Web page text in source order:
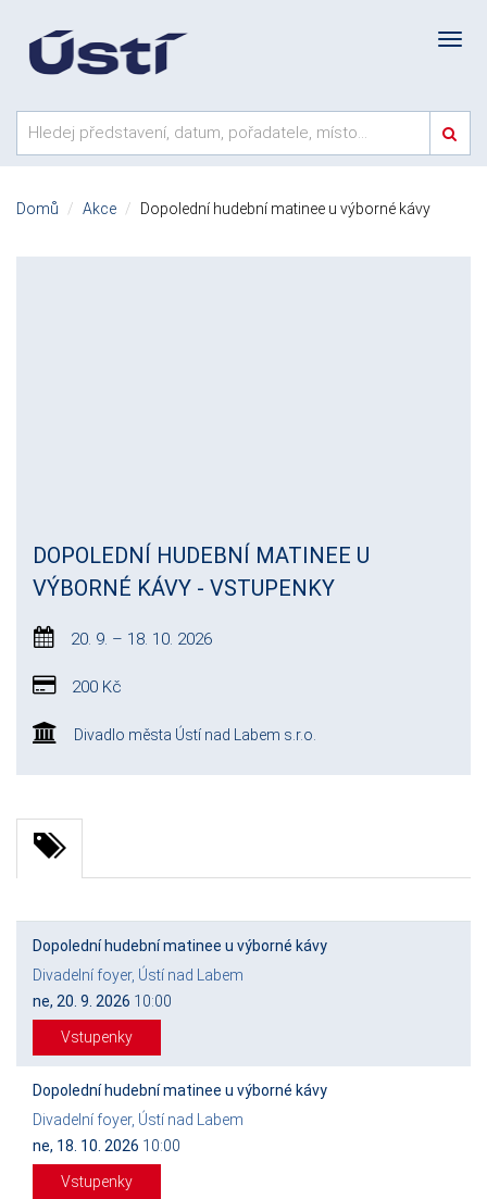
Domů Akce Dopolední hudební matinee u výborné kávy
DOPOLEDNÍ HUDEBNÍ MATINEE U
VÝBORNÉ KÁVY - VSTUPENKY
20. 9. – 18. 10. 2026
200 Kč
Divadlo města Ústí nad Labem s.r.o.
Dopolední hudební matinee u výborné kávy
Divadelní foyer, Ústí nad Labem
ne, 20. 9. 2026 10:00
Vstupenky
Dopolední hudební matinee u výborné kávy
Divadelní foyer, Ústí nad Labem
ne, 18. 10. 2026 10:00
Vstupenky